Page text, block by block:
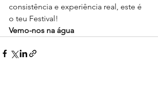
consistência e experiência real, este é
o teu Festival!
Vemo-nos na água